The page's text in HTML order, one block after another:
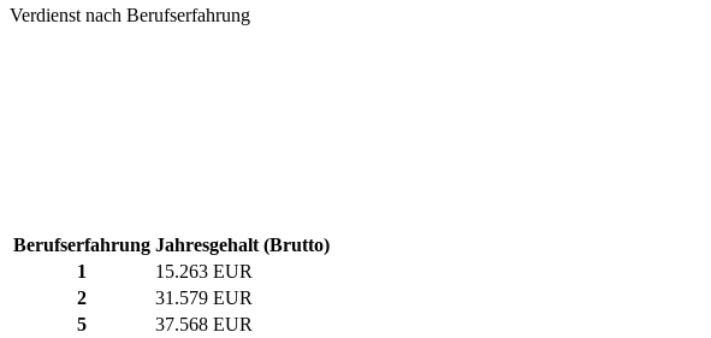
Verdienst nach Berufserfahrung
Berufserfahrung Jahresgehalt (Brutto)
1
15.263 EUR
2
31.579 EUR
5
37.568 EUR